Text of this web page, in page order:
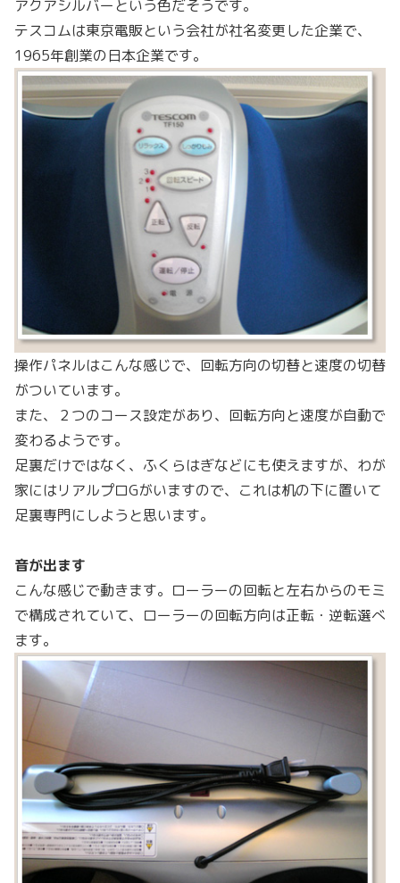
アクアシルバーという色だそうです。
テスコムは東京電販という会社が社名変更した企業で、
1965年創業の日本企業です。
操作パネルはこんな感じで、回転方向の切替と速度の切替
がついています。
また、２つのコース設定があり、回転方向と速度が自動で
変わるようです。
足裏だけではなく、ふくらはぎなどにも使えますが、わが
家にはリアルプロGがいますので、これは机の下に置いて
足裏専門にしようと思います。
音が出ます
こんな感じで動きます。ローラーの回転と左右からのモミ
で構成されていて、ローラーの回転方向は正転・逆転選べ
ます。